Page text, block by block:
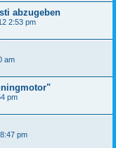
abzugeben
2:53 pm
am
pm
pm